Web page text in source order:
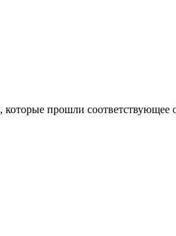
прошли соответствующее